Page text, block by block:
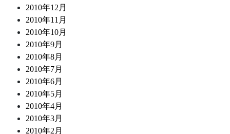
2010年12月
2010年11月
2010年10月
2010年9月
2010年8月
2010年7月
2010年6月
2010年5月
2010年4月
2010年3月
2010年2月